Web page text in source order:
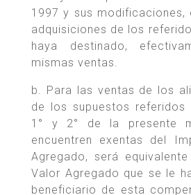
1997 y sus modificaciones,
adquisiciones de los
haya destinado,
mismas ventas.
b. Para las ventas de los
de los supuestos referidos
1° y 2° de la presente
encuentren exentas del
Agregado, será
Valor Agregado que se le
beneficiario de esta